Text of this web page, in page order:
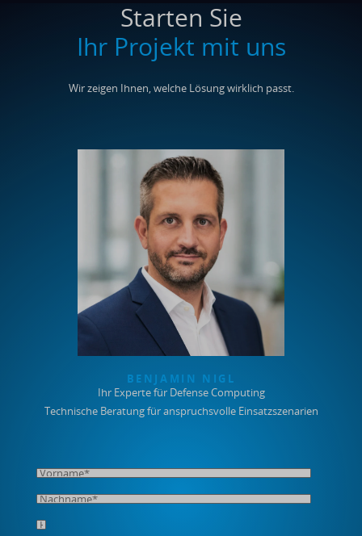
Starten Sie
Ihr Projekt mit uns
Wir zeigen Ihnen, welche Lösung wirklich passt.
BENJAMIN NIGL
Ihr Experte für Defense Computing
Technische Beratung für anspruchsvolle Einsatzszenarien